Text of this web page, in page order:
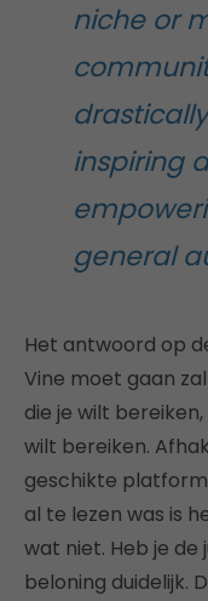
niche or
inspiring
general
Het antwoord op
Vine moet gaan
die je wilt
wilt bereiken.
geschikte platform
al te lezen was is
wat niet. Heb je de
beloning duidelijk.